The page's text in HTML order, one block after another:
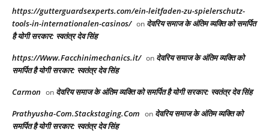
https://gutterguardsexperts.com/ein-leitfaden-zu-spielerschutz-
tools-in-internationalen-casinos/ on देवरिय समाज के अंतिम व्यक्ति को समर्पित
है योगी सरकार: स्वतंत्र देव सिंह
https://Www.Facchinimechanics.it/ on देवरिय समाज के अंतिम व्यक्ति को
समर्पित है योगी सरकार: स्वतंत्र देव सिंह
Carmon on देवरिय समाज के अंतिम व्यक्ति को समर्पित है योगी सरकार: स्वतंत्र देव सिंह
Prathyusha-Com.Stackstaging.Com on देवरिय समाज के अंतिम व्यक्ति को
समर्पित है योगी सरकार: स्वतंत्र देव सिंह